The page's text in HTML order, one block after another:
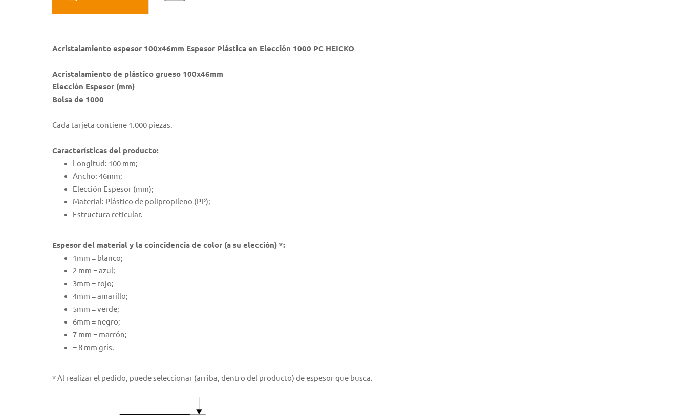
Acristalamiento espesor 100x46mm Espesor Plástica en Elección 1000 PC HEICKO
Acristalamiento de plástico grueso 100x46mm
Elección Espesor (mm)
Bolsa de 1000
Cada tarjeta contiene 1.000 piezas.
Características del producto:
Longitud: 100 mm;
Ancho: 46mm;
Elección Espesor (mm);
Material: Plástico de polipropileno (PP);
Estructura reticular.
Espesor del material y la coincidencia de color (a su elección) *:
1mm = blanco;
2 mm = azul;
3mm = rojo;
4mm = amarillo;
5mm = verde;
6mm = negro;
7 mm = marrón;
= 8 mm gris.
* Al realizar el pedido, puede seleccionar (arriba, dentro del producto) de espesor que busca.